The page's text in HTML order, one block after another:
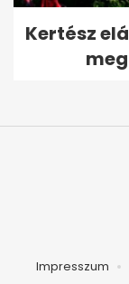
Kertész
Impresszum